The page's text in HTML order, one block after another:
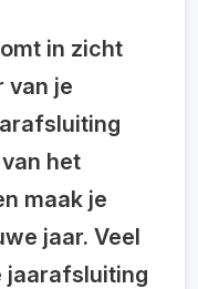
in zicht
van je
het
maak je
jaar. Veel
jaarafsluiting